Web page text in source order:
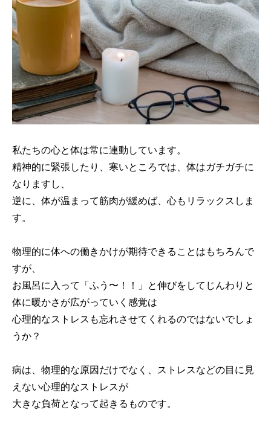
私たちの心と体は常に連動しています。
精神的に緊張したり、寒いところでは、体はガチガチに
なりますし、
逆に、体が温まって筋肉が緩めば、心もリラックスしま
す。
物理的に体への働きかけが期待できることはもちろんで
すが、
お風呂に入って「ふう〜！！」と伸びをしてじんわりと
体に暖かさが広がっていく感覚は
心理的なストレスも忘れさせてくれるのではないでしょ
うか？
病は、物理的な原因だけでなく、ストレスなどの目に見
えない心理的なストレスが
大きな負荷となって起きるものです。